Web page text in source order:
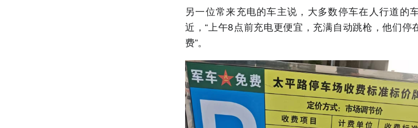
另一位常来充电的车主说，大多数停车在人行道的
近，“上午8点前充电更便宜，充满自动跳枪，他们停
费”。